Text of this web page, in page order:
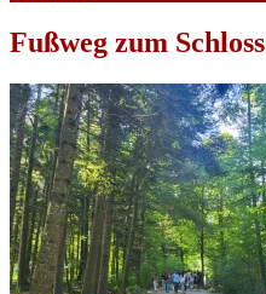
Fußweg zum Schloss